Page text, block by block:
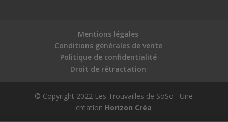
Mentions légales
Conditions générales de vente
Politique de confidentialité
Droit de rétractation
© Copyright 2022 Les Trouvailles de SoSo– Une
création Horizon Créa